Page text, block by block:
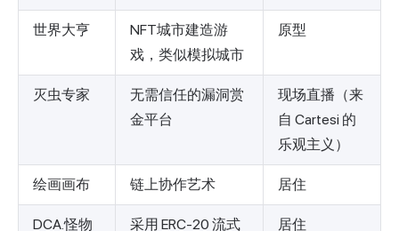
世界大亨
NFT城市建造游
戏，类似模拟城市
原型
灭虫专家
无需信任的漏洞赏
金平台
现场直播（来
自 Cartesi 的
乐观主义）
绘画画布 链上协作艺术 居住
DCA.怪物
采用 ERC-20 流式
居住